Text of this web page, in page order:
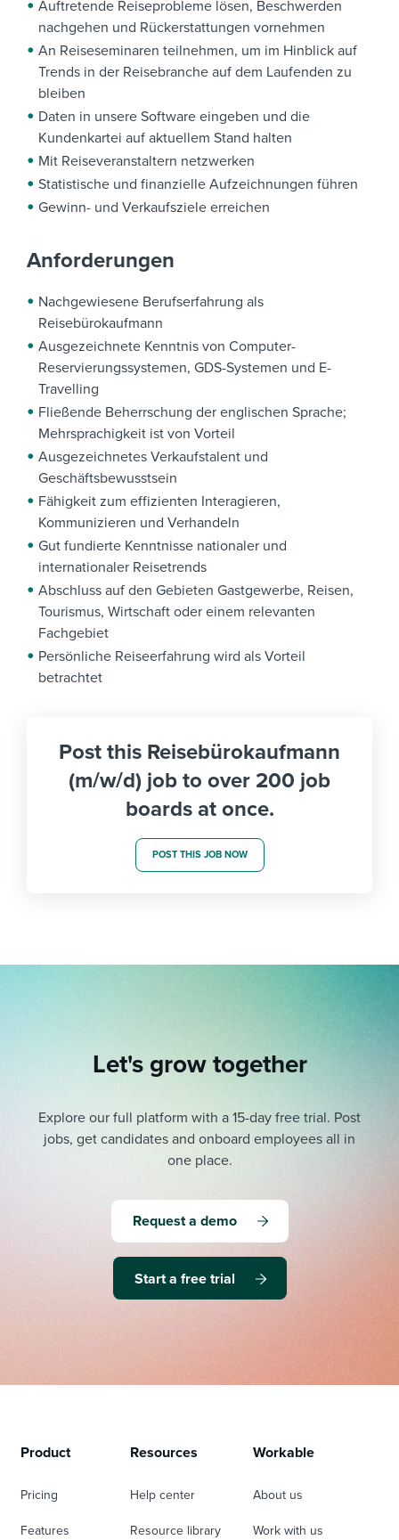
Auftretende Reiseprobleme lösen, Beschwerden
nachgehen und Rückerstattungen vornehmen
An Reiseseminaren teilnehmen, um im Hinblick auf
Trends in der Reisebranche auf dem Laufenden zu
bleiben
Daten in unsere Software eingeben und die
Kundenkartei auf aktuellem Stand halten
Mit Reiseveranstaltern netzwerken
Statistische und finanzielle Aufzeichnungen führen
Gewinn- und Verkaufsziele erreichen
Anforderungen
Nachgewiesene Berufserfahrung als
Reisebürokaufmann
Ausgezeichnete Kenntnis von Computer-
Reservierungssystemen, GDS-Systemen und E-
Travelling
Fließende Beherrschung der englischen Sprache;
Mehrsprachigkeit ist von Vorteil
Ausgezeichnetes Verkaufstalent und
Geschäftsbewusstsein
Fähigkeit zum effizienten Interagieren,
Kommunizieren und Verhandeln
Gut fundierte Kenntnisse nationaler und
internationaler Reisetrends
Abschluss auf den Gebieten Gastgewerbe, Reisen,
Tourismus, Wirtschaft oder einem relevanten
Fachgebiet
Persönliche Reiseerfahrung wird als Vorteil
betrachtet
Post this Reisebürokaufmann
(m/w/d) job to over 200 job
boards at once.
POST THIS JOB NOW
Let's grow together
Explore our full platform with a 15-day free trial. Post
jobs, get candidates and onboard employees all in
one place.
Request a demo
Start a free trial
Product
Pricing
Features
Resources
Help center
Resource library
Workable
About us
Work with us